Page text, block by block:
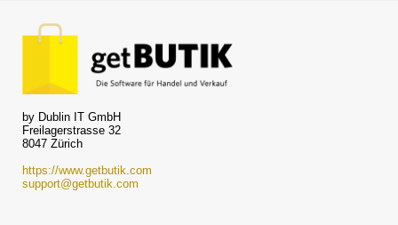
by Dublin IT GmbH
Freilagerstrasse 32
8047 Zürich
https://www.getbutik.com
support@getbutik.com